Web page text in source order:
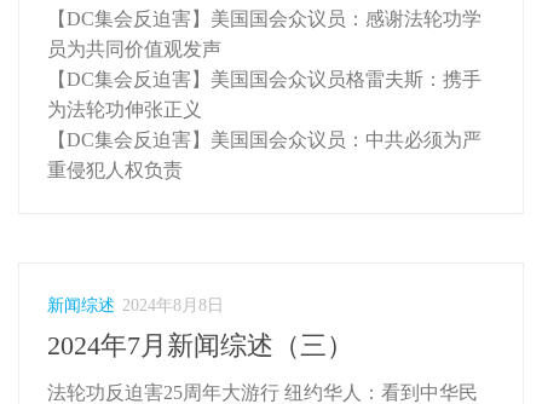
【DC集会反迫害】美国国会众议员：感谢法轮功学
员为共同价值观发声
【DC集会反迫害】美国国会众议员格雷夫斯：携手
为法轮功伸张正义
【DC集会反迫害】美国国会众议员：中共必须为严
重侵犯人权负责
新闻综述 2024年8月8日
2024年7月新闻综述（三）
法轮功反迫害25周年大游行 纽约华人：看到中华民